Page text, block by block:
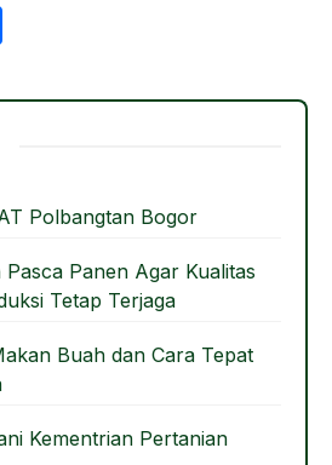
ar
Polbangtan Bogor
Panen Agar Kualitas
Tetap Terjaga
Buah dan Cara Tepat
Kementrian Pertanian